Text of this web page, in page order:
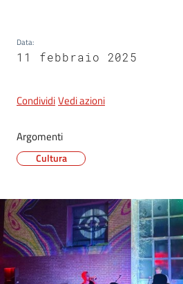
Data:
11 febbraio 2025
CondividiVedi azioni
Argomenti
Cultura